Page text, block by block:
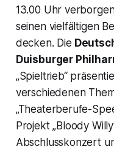
13.00 Uhr
seinen vielfältigen
decken. Die
Duisburger
„Spieltrieb“
verschiedenen
„Theaterberufe-
Projekt „Bloody
Abschlusskonzert